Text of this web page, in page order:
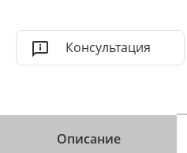
Консультация
Описание